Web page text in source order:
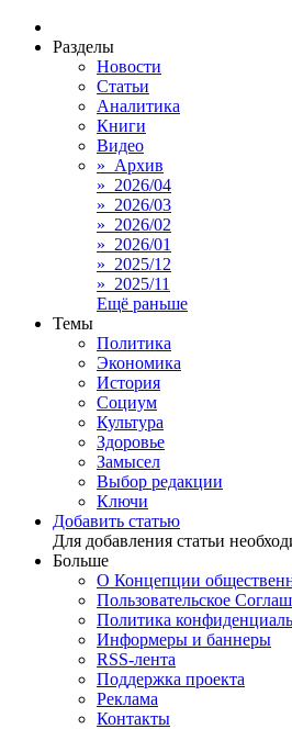
Разделы
Новости
Статьи
Аналитика
Книги
Видео
» Архив
» 2026/04
» 2026/03
» 2026/02
» 2026/01
» 2025/12
» 2025/11
Ещё раньше
Темы
Политика
Экономика
История
Социум
Культура
Здоровье
Замысел
Выбор редакции
Ключи
Добавить статью
Для добавления статьи
Больше
О Концепции
Пользовательское
Политика
Информеры и баннеры
RSS-лента
Поддержка проекта
Реклама
Контакты